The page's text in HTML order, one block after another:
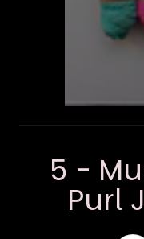
5 -
Purl